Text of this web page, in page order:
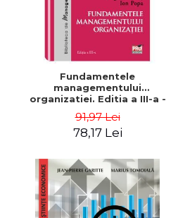
Fundamentele
managementului
organizatiei. Editia a III-a -
91,97 Lei
78,17 Lei